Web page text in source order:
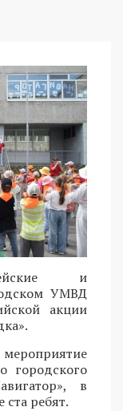
и
УМВД
акции
городского
в
ребят.